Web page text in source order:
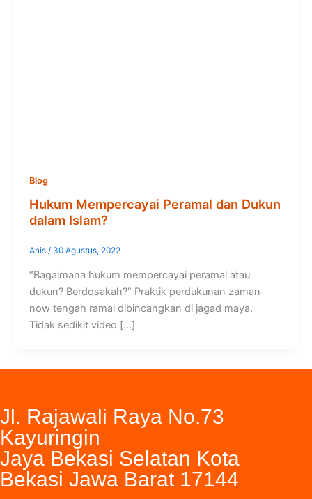
Blog
Hukum Mempercayai Peramal dan Dukun
dalam Islam?
Anis / 30 Agustus, 2022
“Bagaimana hukum mempercayai peramal atau
dukun? Berdosakah?” Praktik perdukunan zaman
now tengah ramai dibincangkan di jagad maya.
Tidak sedikit video […]
Jl. Rajawali Raya No.73
Kayuringin
Jaya Bekasi Selatan Kota
Bekasi Jawa Barat 17144